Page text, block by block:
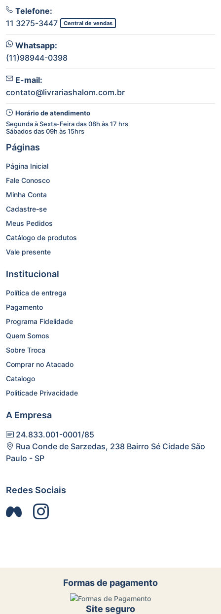
Telefone:
11 3275-3447
Central de vendas
Whatsapp:
(11)98944-0398
E-mail:
contato@livrariashalom.com.br
Horário de atendimento
Segunda à Sexta-Feira das 08h às 17 hrs
Sábados das 09h às 15hrs
Páginas
Página Inicial
Fale Conosco
Minha Conta
Cadastre-se
Meus Pedidos
Catálogo de produtos
Vale presente
Institucional
Política de entrega
Pagamento
Programa Fidelidade
Quem Somos
Sobre Troca
Comprar no Atacado
Catalogo
Politicade Privacidade
A Empresa
24.833.001-0001/85
Rua Conde de Sarzedas, 238 Bairro Sé Cidade São
Paulo - SP
Redes Sociais
Formas de pagamento
Site seguro